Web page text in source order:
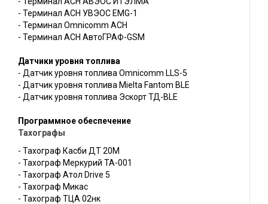
- Терминал АСН УВЭОС EMG-1
- Терминал Omnicomm АСН
- Терминал АСН АвтоГРАФ-GSM
Датчики уровня топлива
- Датчик уровня топлива Omnicomm LLS-5
- Датчик уровня топлива Mielta Fantom BLE
- Датчик уровня топлива Эскорт ТД-BLE
Программное обеспечение
Тахографы
- Тахограф Касби ДТ 20М
- Тахограф Меркурий ТА-001
- Тахограф Атол Drive 5
- Тахограф Микас
- Тахограф ТЦА 02нк